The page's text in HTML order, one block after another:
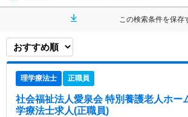
この検索条件を保存
理学療法士 正職員
社会福祉法人愛泉会 特別養護老人ホー
学療法士求人(正職員)